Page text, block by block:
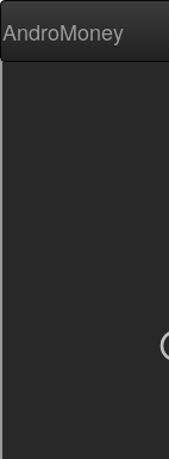
AndroMoney